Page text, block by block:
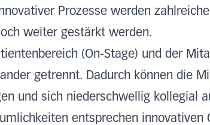
Prozesse werden
weiter gestärkt werden.
(On-Stage) und der
getrennt. Dadurch können die
und sich niederschwellig kollegial
entsprechen